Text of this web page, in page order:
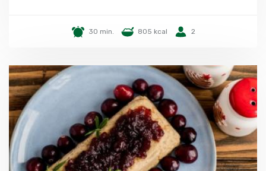
30 min. 805 kcal 2